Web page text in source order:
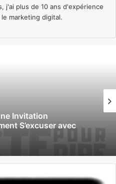
j'ai plus de 10 ans d'expérience
marketing digital.
Invitation
S’excuser avec